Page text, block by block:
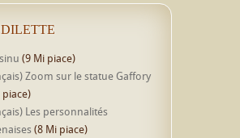
(9 Mi piace)
Zoom sur le statue Gaffory
piace)
Les personnalités
(8 Mi piace)